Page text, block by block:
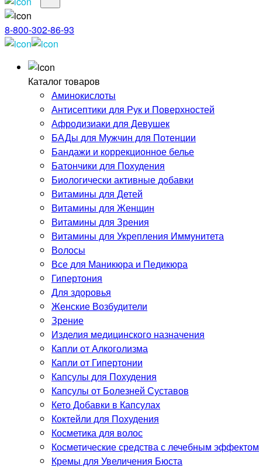
8-800-302-86-93
Каталог товаров
Аминокислоты
Антисептики для Рук и Поверхностей
Афродизиаки для Девушек
БАДы для Мужчин для Потенции
Бандажи и коррекционное белье
Батончики для Похудения
Биологически активные добавки
Витамины для Детей
Витамины для Женщин
Витамины для Зрения
Витамины для Укрепления Иммунитета
Волосы
Все для Маникюра и Педикюра
Гипертония
Для здоровья
Женские Возбудители
Зрение
Изделия медицинского назначения
Капли от Алкоголизма
Капли от Гипертонии
Капсулы для Похудения
Капсулы от Болезней Суставов
Кето Добавки в Капсулах
Коктейли для Похудения
Косметика для волос
Косметические средства с лечебным эффектом
Кремы для Увеличения Бюста